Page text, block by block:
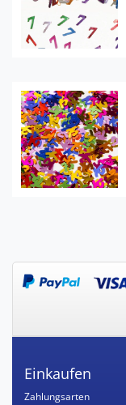
Einkaufen
Zahlungsarten